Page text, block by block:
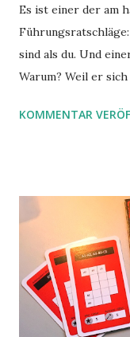
Es ist einer der am
sind als du. Und
Warum? Weil er
KOMMENTAR